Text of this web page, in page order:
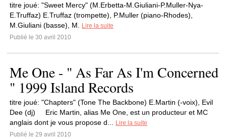
titre joué: "Sweet Mercy" (M.Erbetta-M.Giuliani-P.Muller-Nya-
E.Truffaz) E.Truffaz (trompette), P.Muller (piano-Rhodes),
M.Giuliani (basse), M.
Lire la suite
Publié le 30 avril 2010
Me One - " As Far As I'm Concerned
" 1999 Island Records
titre joué: "Chapters" (Tone The Backbone) E.Martin (-voix), Evil
Dee (dj) Eric Martin, alias Me One, est un producteur et MC
anglais dont je vous propose d...
Lire la suite
Publié le 29 avril 2010